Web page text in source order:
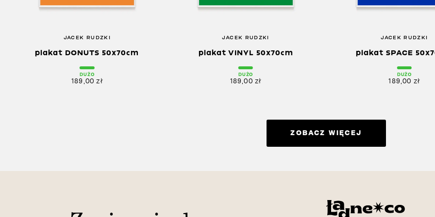
JACEK RUDZKI
plakat DONUTS 50x70cm
DUŻO
189,00zł
JACEK RUDZKI
plakat VINYL 50x70cm
DUŻO
189,00zł
JACEK RUDZKI
plakat SPACE
DUŻO
189,00 zł
ZOBACZ WIĘCEJ